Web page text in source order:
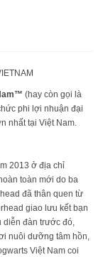
(hay còn gọi là
phi lợi nhuận đại
nhất tại Việt Nam.
2013 ở địa chỉ
toàn mới do ba
đã thân quen từ
giao lưu kết bạn
đàn trước đó,
nuôi dưỡng tâm hồn,
Việt Nam coi